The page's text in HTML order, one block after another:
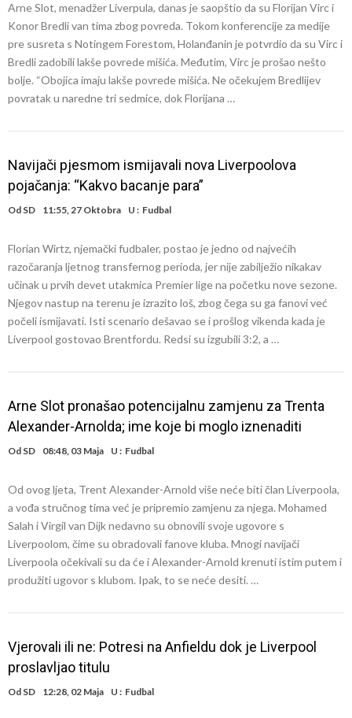
Arne Slot, menadžer Liverpula, danas je saopštio da su Florijan Virc i
Konor Bredli van tima zbog povreda. Tokom konferencije za medije
pre susreta s Notingem Forestom, Holanđanin je potvrdio da su Virc i
Bredli zadobili lakše povrede mišića. Međutim, Virc je prošao nešto
bolje. “Obojica imaju lakše povrede mišića. Ne očekujem Bredlijev
povratak u naredne tri sedmice, dok Florijana …
Navijači pjesmom ismijavali nova Liverpoolova
pojačanja: “Kakvo bacanje para”
Od SD 11:55, 27 Oktobra U : Fudbal
Florian Wirtz, njemački fudbaler, postao je jedno od najvećih
razočaranja ljetnog transfernog perioda, jer nije zabilježio nikakav
učinak u prvih devet utakmica Premier lige na početku nove sezone.
Njegov nastup na terenu je izrazito loš, zbog čega su ga fanovi već
počeli ismijavati. Isti scenario dešavao se i prošlog vikenda kada je
Liverpool gostovao Brentfordu. Redsi su izgubili 3:2, a …
Arne Slot pronašao potencijalnu zamjenu za Trenta
Alexander-Arnolda; ime koje bi moglo iznenaditi
Od SD 08:48, 03 Maja U : Fudbal
Od ovog ljeta, Trent Alexander-Arnold više neće biti član Liverpoola,
a vođa stručnog tima već je pripremio zamjenu za njega. Mohamed
Salah i Virgil van Dijk nedavno su obnovili svoje ugovore s
Liverpoolom, čime su obradovali fanove kluba. Mnogi navijači
Liverpoola očekivali su da će i Alexander-Arnold krenuti istim putem i
produžiti ugovor s klubom. Ipak, to se neće desiti. …
Vjerovali ili ne: Potresi na Anfieldu dok je Liverpool
proslavljao titulu
Od SD 12:28, 02 Maja U : Fudbal